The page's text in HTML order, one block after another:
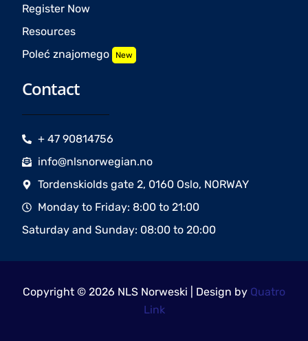
Register Now
Resources
Poleć znajomego New
Contact
+ 47 90814756
info@nlsnorwegian.no
Tordenskiolds gate 2, 0160 Oslo, NORWAY
Monday to Friday: 8:00 to 21:00
Saturday and Sunday: 08:00 to 20:00
Copyright © 2026 NLS Norweski | Design by Quatro
Link